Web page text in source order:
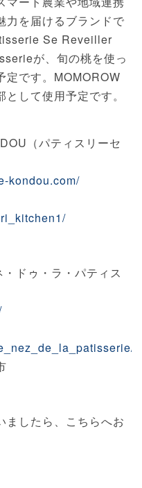
力を届けるブランドで
Se Reveiller
が、旬の桃を使っ
定です。MOMOROW
して使用予定です。
（パティスリーセ
kondou.com/
ドゥ・ラ・パティス
ましたら、こちらへお